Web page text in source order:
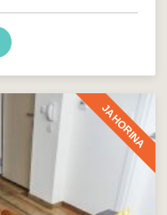
JAHORINA